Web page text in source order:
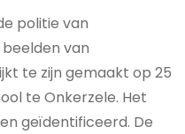
politie van
van
te zijn gemaakt op 25
te Onkerzele. Het
geïdentificeerd. De